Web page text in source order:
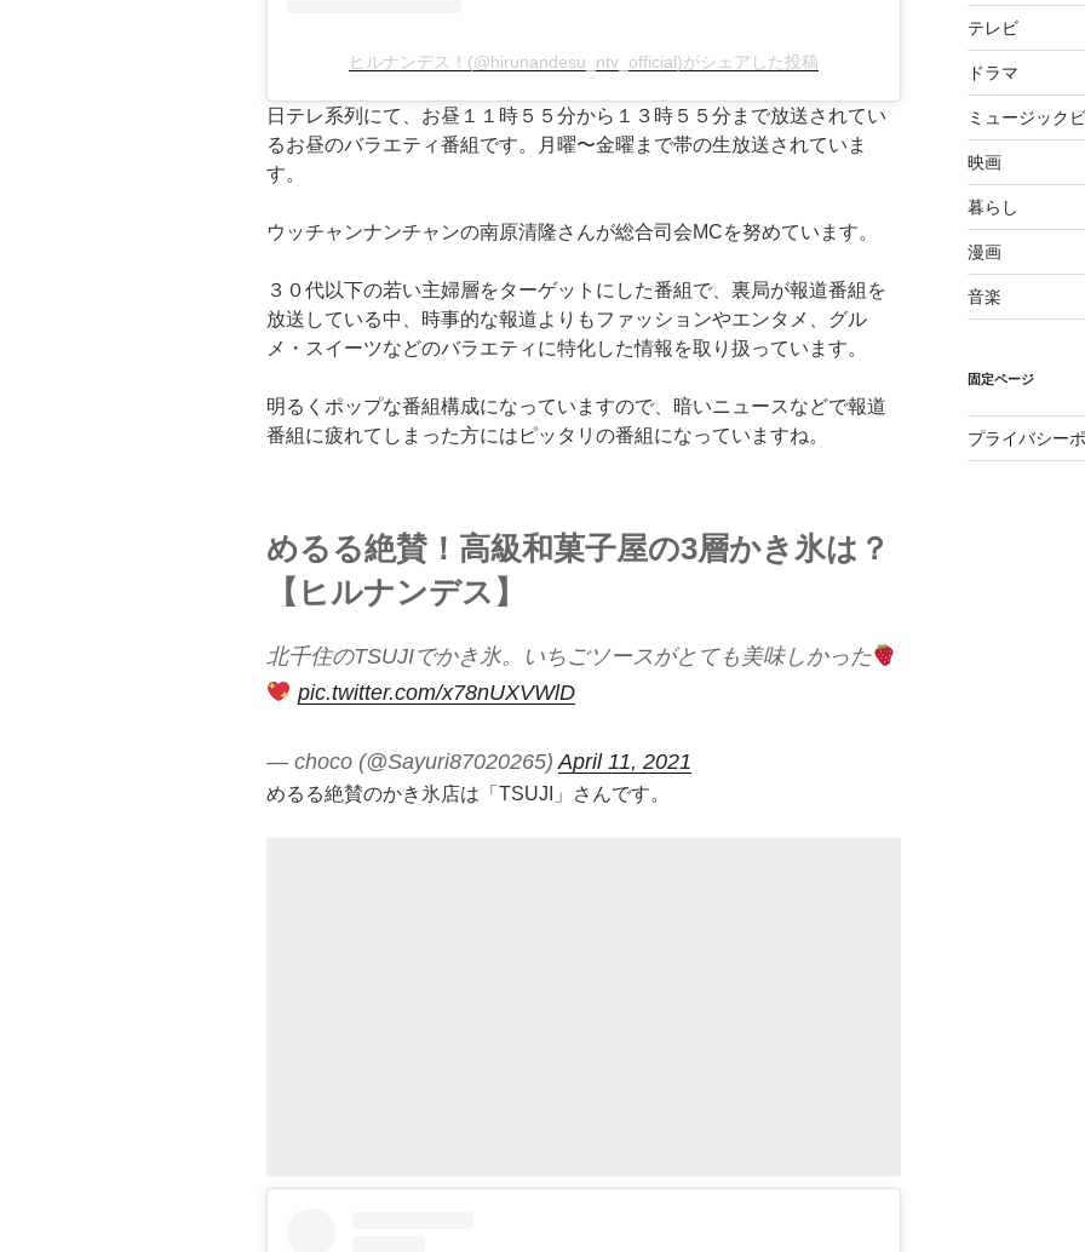
ヒルナンデス！(@hirunandesu_ntv_official)がシェアした投稿
日テレ系列にて、お昼１１時５５分から１３時５５分まで放送されてい
るお昼のバラエティ番組です。月曜〜金曜まで帯の生放送されていま
す。
ウッチャンナンチャンの南原清隆さんが総合司会MCを努めています。
３０代以下の若い主婦層をターゲットにした番組で、裏局が報道番組を
放送している中、時事的な報道よりもファッションやエンタメ、グル
メ・スイーツなどのバラエティに特化した情報を取り扱っています。
明るくポップな番組構成になっていますので、暗いニュースなどで報道
番組に疲れてしまった方にはピッタリの番組になっていますね。
めるる絶賛！高級和菓子屋の3層かき氷は？
【ヒルナンデス】
北千住のTSUJIでかき氷。いちごソースがとても美味しかった
pic.twitter.com/x78nUXVWlD
— choco (@Sayuri87020265) April 11, 2021
めるる絶賛のかき氷店は「TSUJI」さんです。
テレビ
ドラマ
ミュージック
映画
暮らし
漫画
音楽
固定ページ
プライバシー